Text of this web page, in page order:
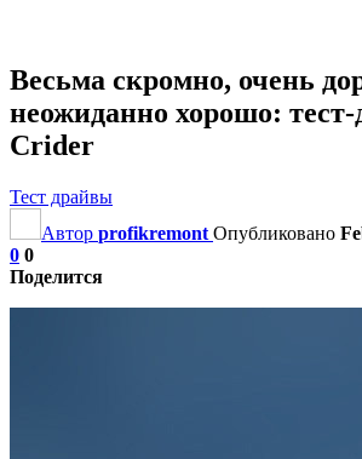
Весьма скромно, очень
неожиданно хорошо:
Crider
Тест драйвы
Автор profikremont Опубликовано
0 0
Поделится